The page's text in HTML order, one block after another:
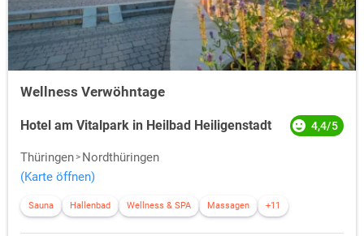
Wellness Verwöhntage
Hotel am Vitalpark in Heilbad Heiligenstadt 4,4/5
Thüringen
Nordthüringen
(Karte öffnen)
Sauna Hallenbad Wellness & SPA Massagen +11